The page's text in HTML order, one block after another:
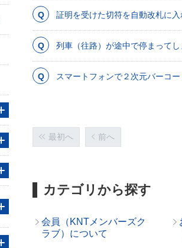
証明を受けた切符を自動改札に
列車（往路）が途中で停まって
スマートフォンで２次元バーコ
最初へ 前へ
カテゴリから探す
会員（KNTメンバーズク
ラブ）について